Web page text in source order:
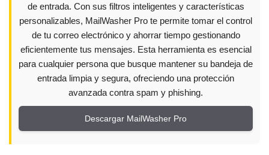
de entrada. Con sus filtros inteligentes y características
personalizables, MailWasher Pro te permite tomar el control
de tu correo electrónico y ahorrar tiempo gestionando
eficientemente tus mensajes. Esta herramienta es esencial
para cualquier persona que busque mantener su bandeja de
entrada limpia y segura, ofreciendo una protección
avanzada contra spam y phishing.
Descargar MailWasher Pro